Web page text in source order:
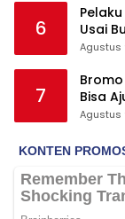
6
Usai
Agustus
7
Bisa
Agustus